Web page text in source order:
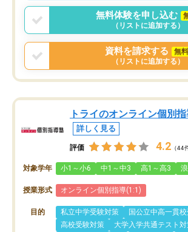
無料体験を申し込む
（リストに追加する）
資料を請求する
無料
（リストに追加する）
トライのオンライン個別
詳しく見る
評価 4.2 （44
対象学年 小1～小6 中1～中3 高1～高3
授業形式 オンライン個別指導(1:1)
目的 私立中学受験対策
国公立中高一貫
高校受験対策
大学入学共通テスト